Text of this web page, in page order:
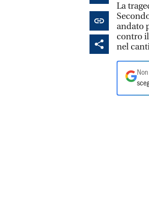
La
andato
contro
nel